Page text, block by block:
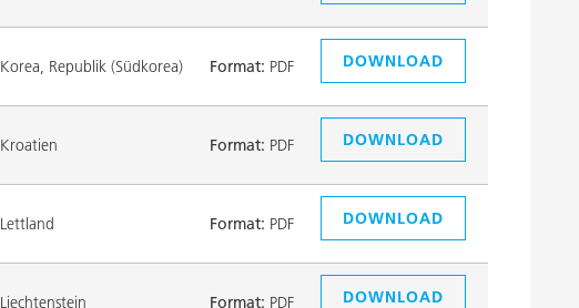
Korea, Republik (Südkorea) Format: PDF DOWNLOAD
Kroatien Format: PDF DOWNLOAD
Lettland Format: PDF DOWNLOAD
Liechtenstein Format: PDF DOWNLOAD